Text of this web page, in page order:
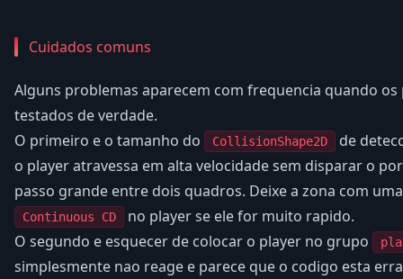
Cuidados comuns
Alguns problemas aparecem com frequencia quando
testados de verdade.
O primeiro e o tamanho do
CollisionShape2D
de
o player atravessa em alta velocidade sem disparar o
passo grande entre dois quadros. Deixe a zona com
Continuous CD
no player se ele for muito rapido.
O segundo e esquecer de colocar o player no grupo
simplesmente nao reage e parece que o codigo esta